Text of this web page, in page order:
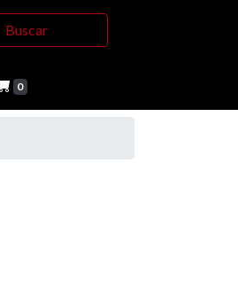
Buscar
0